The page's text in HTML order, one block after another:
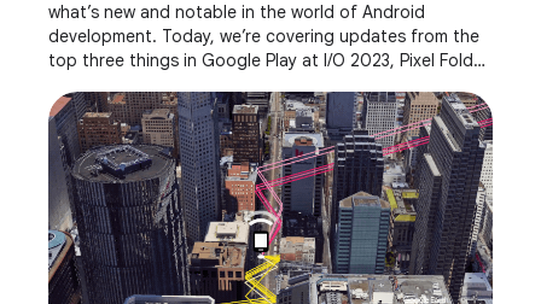
what’s new and notable in the world of Android
development. Today, we’re covering updates from the
top three things in Google Play at I/O 2023, Pixel Fold